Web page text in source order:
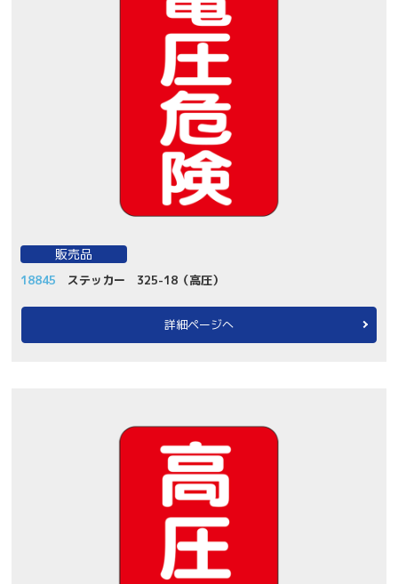
販売品
18845 ステッカー 325-18（高圧）
詳細ページへ